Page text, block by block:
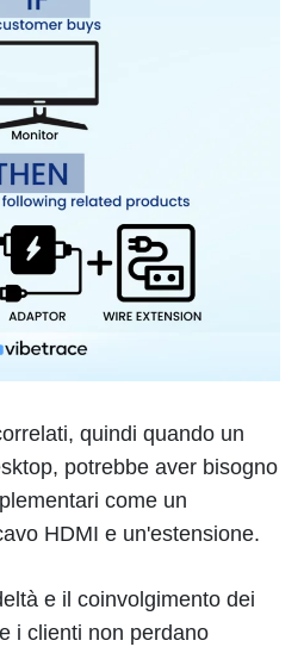
quindi quando un
potrebbe aver bisogno
come un
HDMI e un'estensione.
e il coinvolgimento dei
i clienti non perdano